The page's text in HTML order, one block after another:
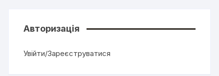
Авторизація
Увійти/Зареєструватися